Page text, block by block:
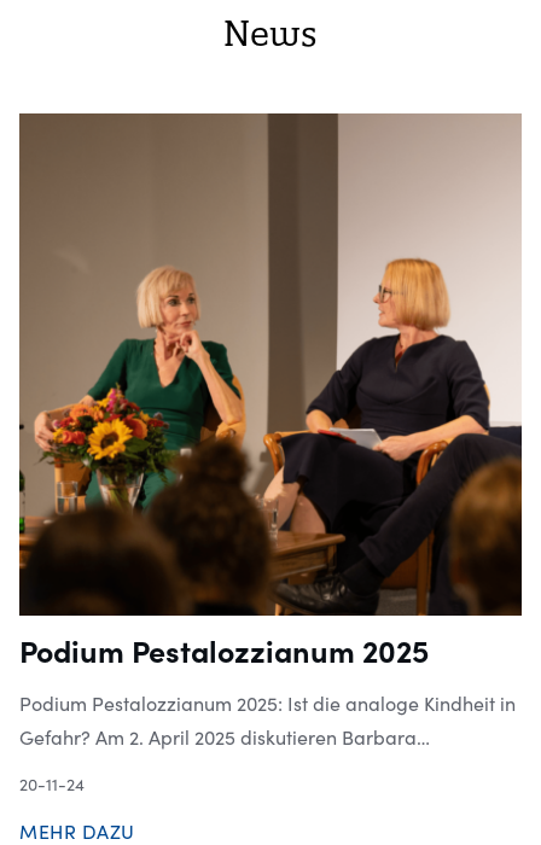
News
Podium Pestalozzianum 2025
Podium Pestalozzianum 2025: Ist die analoge Kindheit in
Gefahr? Am 2. April 2025 diskutieren Barbara…
20-11-24
MEHR DAZU